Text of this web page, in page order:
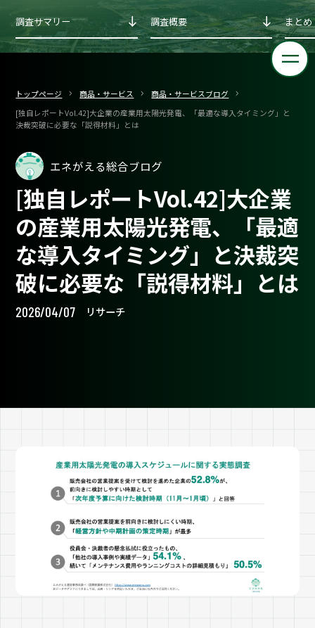
トップページ 商品・サービス
商品・サービスブログ
[独自レポートVol.42]大企業の産業用太陽光発電、「最適な導入タイミング」と
決裁突破に必要な「説得材料」とは
エネがえる総合ブログ
[独自レポートVol.42]大企業
の産業用太陽光発電、「最適
な導入タイミング」と決裁突
破に必要な「説得材料」とは
2026/04/07 リサーチ
調査サマリー 調査概要 まとめ